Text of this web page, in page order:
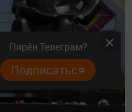
Пирӗн Телеграм?
Подписаться